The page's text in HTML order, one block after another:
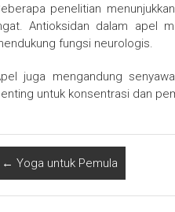
penelitian
Antioksidan dalam apel
fungsi neurologis.
juga mengandung
untuk konsentrasi dan
← Yoga untuk Pemula